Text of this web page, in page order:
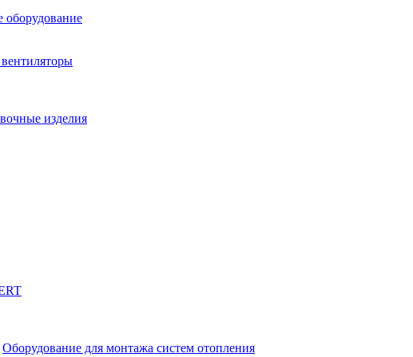
изделия
Оборудование для монтажа систем отопления